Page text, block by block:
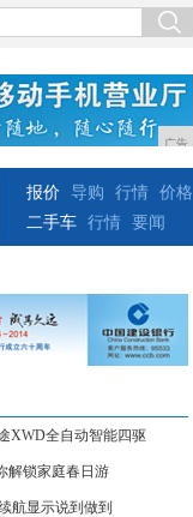
广告
报价 导购 行情 价格
二手车 行情 要闻
XWD全自动智能四驱
解锁家庭春日游
航显示说到做到